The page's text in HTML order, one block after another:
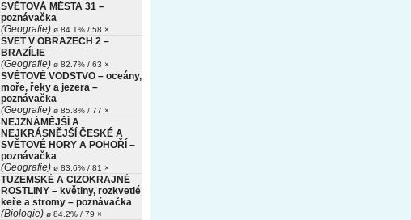
SVĚTOVÁ MĚSTA 31 –
poznávačka
(Geografie) ø 84.1% / 58 ×
SVĚT V OBRAZECH 2 –
BRAZÍLIE
(Geografie) ø 82.7% / 63 ×
SVĚTOVÉ VODSTVO – oceány,
moře, řeky a jezera –
poznávačka
(Geografie) ø 85.8% / 77 ×
NEJZNÁMĚJŠÍ A
NEJKRÁSNĚJŠÍ ČESKÉ A
SVĚTOVÉ HORY A POHOŘÍ –
poznávačka
(Geografie) ø 83.6% / 81 ×
TUZEMSKÉ A CIZOKRAJNÉ
ROSTLINY – květiny, rozkvetlé
keře a stromy – poznávačka
(Biologie) ø 84.2% / 79 ×